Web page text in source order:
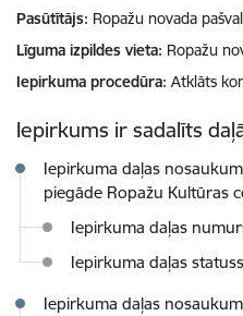
Pasūtītājs Ropažu novada
Līguma izpildes vieta Ropažu
Iepirkuma procedūra Atklāts
Iepirkums ir sadalīts
Iepirkuma daļas
piegāde Ropažu Kultūras
Iepirkuma daļas
Iepirkuma daļas
Iepirkuma daļas